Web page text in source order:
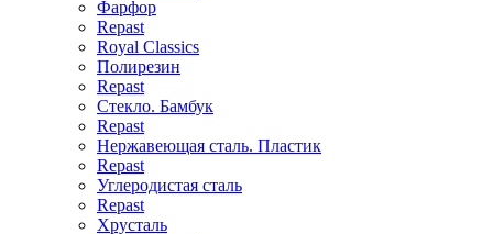
Фарфор
Repast
Royal Classics
Полирезин
Repast
Стекло. Бамбук
Repast
Нержавеющая сталь. Пластик
Repast
Углеродистая сталь
Repast
Хрусталь